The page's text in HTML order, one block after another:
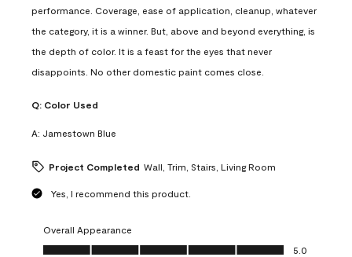
performance. Coverage, ease of application, cleanup, whatever
the category, it is a winner. But, above and beyond everything, is
the depth of color. It is a feast for the eyes that never
disappoints. No other domestic paint comes close.
Q: Color Used
A: Jamestown Blue
Project Completed Wall, Trim, Stairs, Living Room
Yes, I recommend this product.
Overall Appearance
Overall Appearance, 5.0 out of 5
5.0